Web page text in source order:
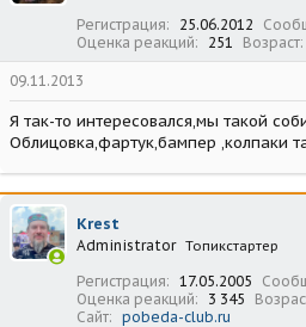
Регистрация
25.06.2012
Оценка реакций
251 Возраст
09.11.2013
Я так-то интересовался,мы такой
Облицовка,фартук,бампер ,колпаки
Krest
Administrator Топикстартер
Регистрация 17.05.2005
Оценка реакций
3 345
Сайт
pobeda-club.ru